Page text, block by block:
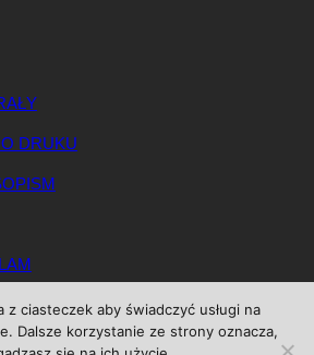
DRUKU
z ciasteczek aby świadczyć usługi na
Dalsze korzystanie ze strony oznacza,